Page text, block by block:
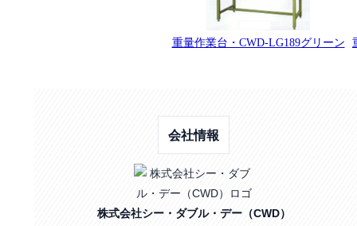
重量作業台・CWD-LG189グリーン
会社情報
株式会社シー・ダブル・デー（CWD）